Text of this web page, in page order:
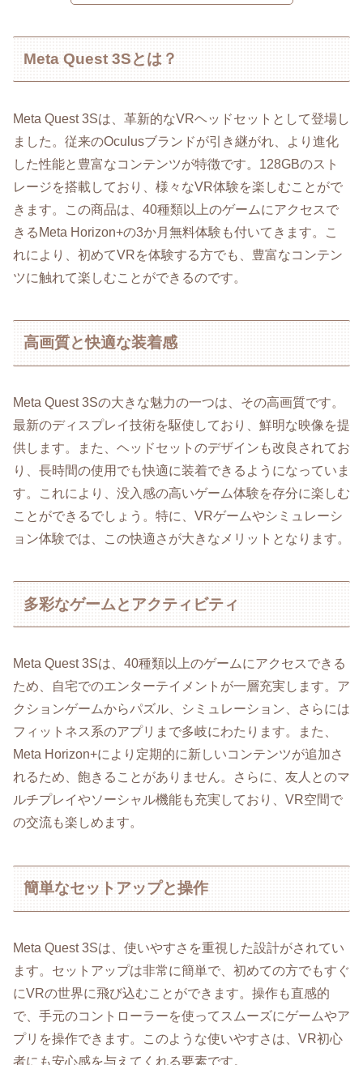
Meta Quest 3Sとは？
Meta Quest 3Sは、革新的なVRヘッドセットとして登場し
ました。従来のOculusブランドが引き継がれ、より進化
した性能と豊富なコンテンツが特徴です。128GBのスト
レージを搭載しており、様々なVR体験を楽しむことがで
きます。この商品は、40種類以上のゲームにアクセスで
きるMeta Horizon+の3か月無料体験も付いてきます。こ
れにより、初めてVRを体験する方でも、豊富なコンテン
ツに触れて楽しむことができるのです。
高画質と快適な装着感
Meta Quest 3Sの大きな魅力の一つは、その高画質です。
最新のディスプレイ技術を駆使しており、鮮明な映像を提
供します。また、ヘッドセットのデザインも改良されてお
り、長時間の使用でも快適に装着できるようになっていま
す。これにより、没入感の高いゲーム体験を存分に楽しむ
ことができるでしょう。特に、VRゲームやシミュレーシ
ョン体験では、この快適さが大きなメリットとなります。
多彩なゲームとアクティビティ
Meta Quest 3Sは、40種類以上のゲームにアクセスできる
ため、自宅でのエンターテイメントが一層充実します。ア
クションゲームからパズル、シミュレーション、さらには
フィットネス系のアプリまで多岐にわたります。また、
Meta Horizon+により定期的に新しいコンテンツが追加さ
れるため、飽きることがありません。さらに、友人とのマ
ルチプレイやソーシャル機能も充実しており、VR空間で
の交流も楽しめます。
簡単なセットアップと操作
Meta Quest 3Sは、使いやすさを重視した設計がされてい
ます。セットアップは非常に簡単で、初めての方でもすぐ
にVRの世界に飛び込むことができます。操作も直感的
で、手元のコントローラーを使ってスムーズにゲームやア
プリを操作できます。このような使いやすさは、VR初心
者にも安心感を与えてくれる要素です。